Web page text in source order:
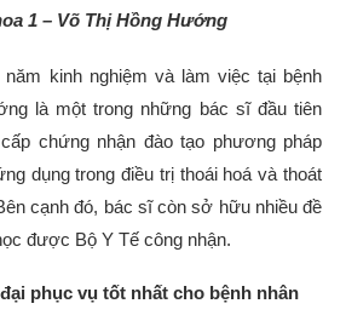
1 – Võ Thị Hồng Hướng
kinh nghiệm và làm việc tại bệnh
là một trong những bác sĩ đầu tiên
chứng nhận đào tạo phương pháp
dụng trong điều trị thoái hoá và thoát
cạnh đó, bác sĩ còn sở hữu nhiều đề
được Bộ Y Tế công nhận.
phục vụ tốt nhất cho bệnh nhân